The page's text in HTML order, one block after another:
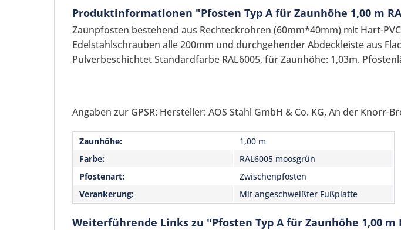
Produktinformationen "Pfosten Typ A für Zaunhöhe 1,00 m
Zaunpfosten bestehend aus Rechteckrohren (60mm*40mm) mit Hart-
Edelstahlschrauben alle 200mm und durchgehender Abdeckleiste aus
Pulverbeschichtet Standardfarbe RAL6005, für Zaunhöhe: 1,03m.
Angaben zur GPSR: Hersteller: AOS Stahl GmbH & Co. KG, An der Knorr-
Zaunhöhe:
1,00 m
Farbe:
RAL6005 moosgrün
Pfostenart:
Zwischenpfosten
Verankerung:
Mit angeschweißter Fußplatte
Weiterführende Links zu "Pfosten Typ A für Zaunhöhe 1,00 m